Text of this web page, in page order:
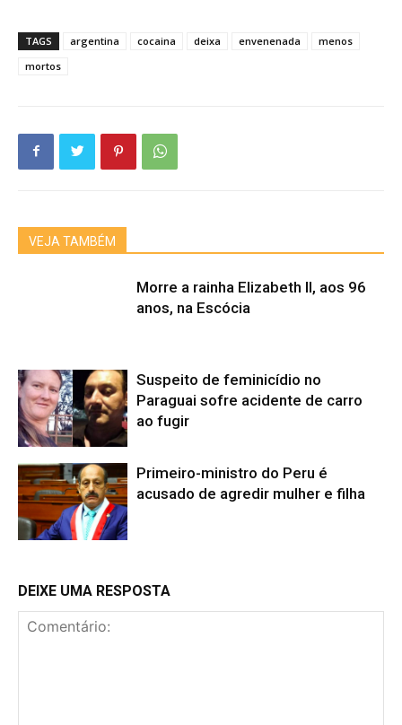
TAGS argentina cocaina deixa envenenada
menos
mortos
VEJA TAMBÉM
Morre a rainha Elizabeth II, aos 96
anos, na Escócia
Suspeito de feminicídio no
Paraguai sofre acidente de carro
ao fugir
Primeiro-ministro do Peru é
acusado de agredir mulher e filha
DEIXE UMA RESPOSTA